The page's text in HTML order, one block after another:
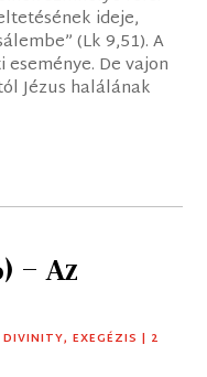
ideje,
(Lk 9,51). A
De vajon
Jézus halálának
– Az
DIVINITY,EXEGÉZIS | 2